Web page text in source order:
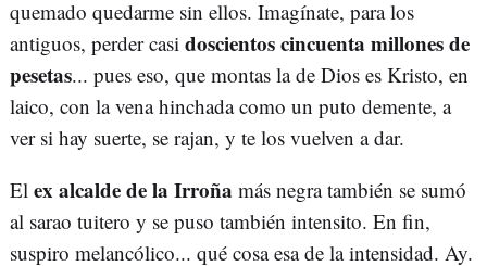
quemado quedarme sin ellos. Imagínate, para los
antiguos, perder casi doscientos cincuenta millones de
pesetas... pues eso, que montas la de Dios es Kristo, en
laico, con la vena hinchada como un puto demente, a
ver si hay suerte, se rajan, y te los vuelven a dar.
El ex alcalde de la Irroña más negra también se sumó
al sarao tuitero y se puso también intensito. En fin,
suspiro melancólico... qué cosa esa de la intensidad. Ay.